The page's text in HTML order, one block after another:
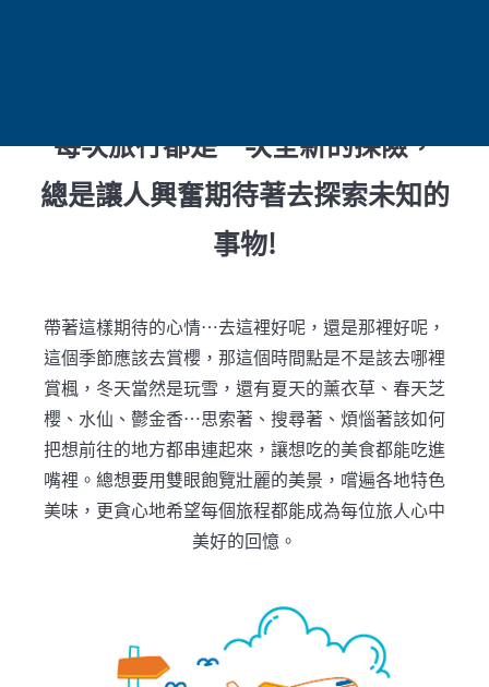
每次旅行都是一次全新的探險，
總是讓人興奮期待著去探索未知的
事物!
帶著這樣期待的心情…去這裡好呢，還是那裡好呢，
這個季節應該去賞櫻，那這個時間點是不是該去哪裡
賞楓，冬天當然是玩雪，還有夏天的薰衣草、春天芝
櫻、水仙、鬱金香…思索著、搜尋著、煩惱著該如何
把想前往的地方都串連起來，讓想吃的美食都能吃進
嘴裡。總想要用雙眼飽覽壯麗的美景，嚐遍各地特色
美味，更貪心地希望每個旅程都能成為每位旅人心中
美好的回憶。